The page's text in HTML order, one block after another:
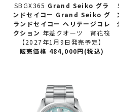
SBGX365 Grand Seiko グラ
ンドセイコー Grand Seiko グ
ランドセイコー ヘリテージコレ
クション 年差クオーツ 宵花筏
【2027年1月9日発売予定】
販売価格 484,000円(税込)